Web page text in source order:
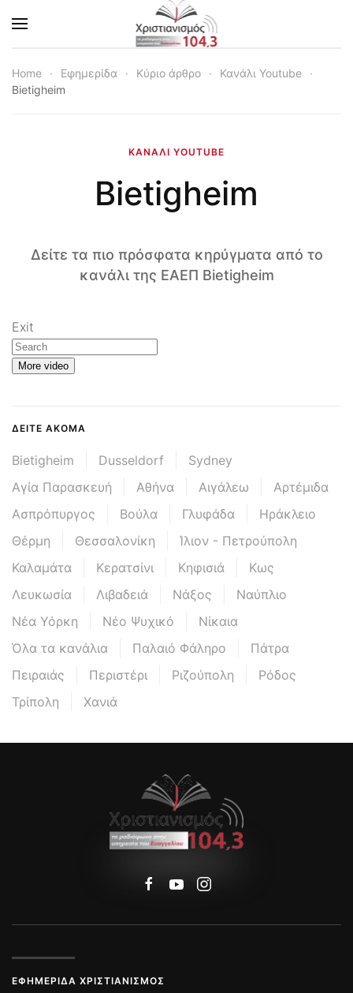
Skip to main content
Home Εφημερίδα Κύριο άρθρο
Κανάλι Youtube
Bietigheim
ΚΑΝΆΛΙ YOUTUBE
Bietigheim
Δείτε τα πιο πρόσφατα κηρύγματα από το
κανάλι της ΕΑΕΠ Bietigheim
Exit
More video
ΔΕΊΤΕ ΑΚΌΜΑ
Bietigheim Dusseldorf
Sydney
Αγία Παρασκευή
Αθήνα Αιγάλεω
Αρτέμιδα
Ασπρόπυργος
Βούλα Γλυφάδα
Ηράκλειο
Θέρμη
Θεσσαλονίκη
Ίλιον - Πετρούπολη
Καλαμάτα
Κερατσίνι Κηφισιά
Κως
Λευκωσία
Λιβαδειά Νάξος
Ναύπλιο
Νέα Υόρκη
Νέο Ψυχικό
Νίκαια
Όλα τα κανάλια
Παλαιό Φάληρο
Πάτρα
Πειραιάς
Περιστέρι Ριζούπολη
Ρόδος
Τρίπολη
Χανιά
ΕΦΗΜΕΡΊΔΑ ΧΡΙΣΤΙΑΝΙΣΜΌΣ